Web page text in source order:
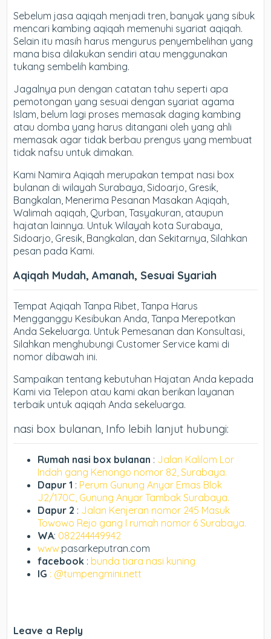
Sebelum jasa aqiqah menjadi tren, banyak yang sibuk
mencari kambing aqiqah memenuhi syariat aqiqah.
Selain itu masih harus mengurus penyembelihan yang
mana bisa dilakukan sendiri atau menggunakan
tukang sembelih kambing.
Jagalnya pun dengan catatan tahu seperti apa
pemotongan yang sesuai dengan syariat agama
Islam, belum lagi proses memasak daging kambing
atau domba yang harus ditangani oleh yang ahli
memasak agar tidak berbau prengus yang membuat
tidak nafsu untuk dimakan.
Kami Namira Aqiqah merupakan tempat nasi box
bulanan di wilayah Surabaya, Sidoarjo, Gresik,
Bangkalan, Menerima Pesanan Masakan Aqiqah,
Walimah aqiqah, Qurban, Tasyakuran, ataupun
hajatan lainnya. Untuk Wilayah kota Surabaya,
Sidoarjo, Gresik, Bangkalan, dan Sekitarnya, Silahkan
pesan pada Kami.
Aqiqah Mudah, Amanah, Sesuai Syariah
Tempat Aqiqah Tanpa Ribet, Tanpa Harus
Mengganggu Kesibukan Anda, Tanpa Merepotkan
Anda Sekeluarga. Untuk Pemesanan dan Konsultasi,
Silahkan menghubungi Customer Service kami di
nomor dibawah ini.
Sampaikan tentang kebutuhan Hajatan Anda kepada
Kami via Telepon atau kami akan berikan layanan
terbaik untuk aqiqah Anda sekeluarga.
nasi box bulanan, Info lebih lanjut hubungi:
Rumah nasi box bulanan : Jalan Kalilom Lor
Indah gang Kenongo nomor 82, Surabaya.
Dapur 1 : Perum Gunung Anyar Emas Blok
J2/170C, Gunung Anyar Tambak Surabaya.
Dapur 2 : Jalan Kenjeran nomor 245 Masuk
Towowo Rejo gang I rumah nomor 6 Surabaya.
WA: 082244449942
www.pasarkeputran.com
facebook : bunda tiara nasi kuning
IG : @tumpengmini.nett
Leave a Reply